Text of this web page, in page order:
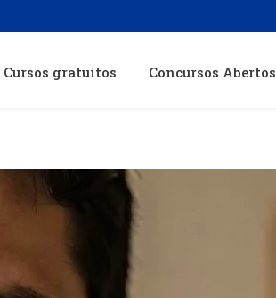
Cursos gratuitos Concursos Abertos